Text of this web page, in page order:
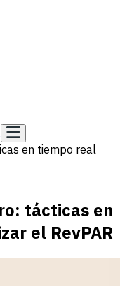
en tiempo real
tácticas en
el RevPAR